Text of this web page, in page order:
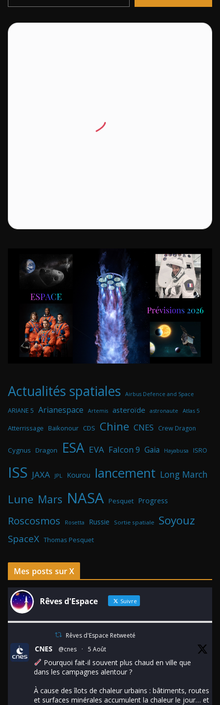
Actualités spatiales Airbus Defence and Space
ARIANE 5 Arianespace Artemis asteroïde astronaute Atlas 5
Atterrissage Baikonour CDS Chine CNES Crew Dragon
Cygnus Dragon ESA EVA Falcon 9 Gaia Hayabusa ISRO
ISS JAXA JPL Kourou lancement Long March
Lune Mars NASA Pesquet Progress
Roscosmos Rosetta Russie Sortie spatiale Soyouz
SpaceX Thomas Pesquet
Mes posts sur X
Rêves d'Espace Suivre
Rêves d'Espace Retweeté
CNES @cnes · 5 Août
Pourquoi fait-il souvent plus chaud en ville que
dans les campagnes alentour ?
À cause des îlots de chaleur urbains : bâtiments, routes
et surfaces minérales accumulent la chaleur le jour… et